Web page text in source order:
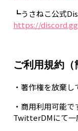
┗うさねこ公式
https://
ご利用規約（
・著作権を放棄し
・商用利用可能で
TwitterDMにて一